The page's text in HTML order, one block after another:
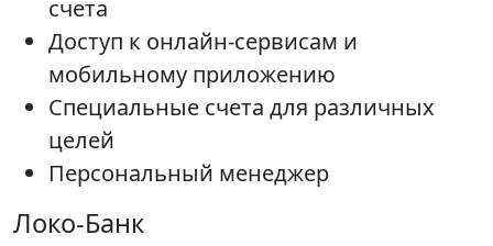
счета
Доступ к онлайн-сервисам и
мобильному приложению
Специальные счета для различных
целей
Персональный менеджер
Локо-Банк